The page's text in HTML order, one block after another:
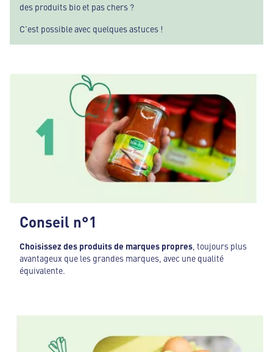
des produits bio et pas chers ?
C'est possible avec quelques astuces !
Conseil n°1
Choisissez des produits de marques propres, toujours plus
avantageux que les grandes marques, avec une qualité
équivalente.